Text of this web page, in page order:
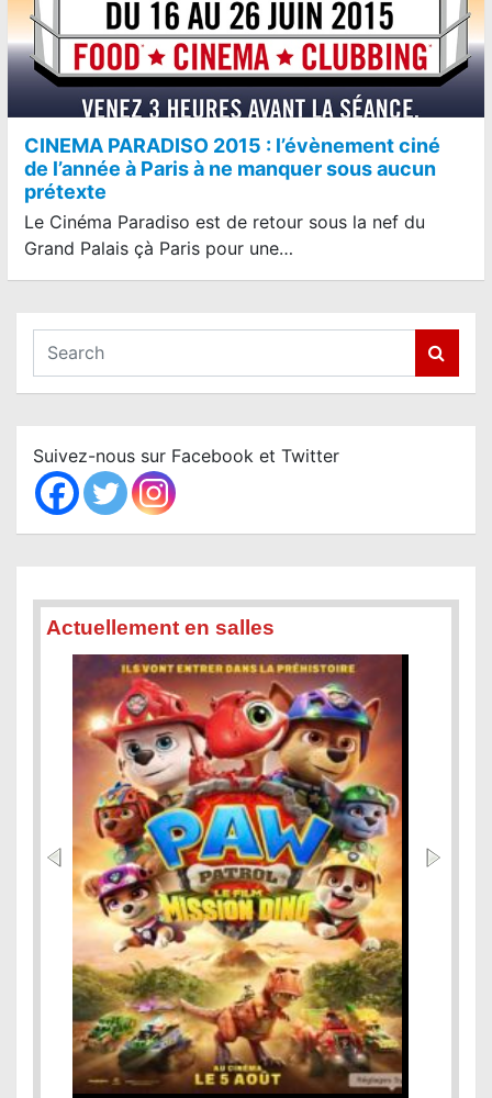
CINEMA PARADISO 2015 : l’évènement ciné
de l’année à Paris à ne manquer sous aucun
prétexte
Le Cinéma Paradiso est de retour sous la nef du
Grand Palais çà Paris pour une…
a
c
h
Suivez-nous sur Facebook et Twitter
Actuellement en salles